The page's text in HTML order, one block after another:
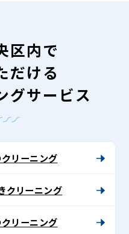
区内で
だける
グサービス
リーニング
クリーニング
リーニング